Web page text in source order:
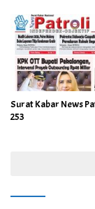
Surat Kabar News
253